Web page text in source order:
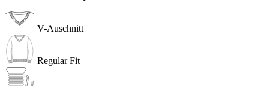
V-Auschnitt
Regular Fit